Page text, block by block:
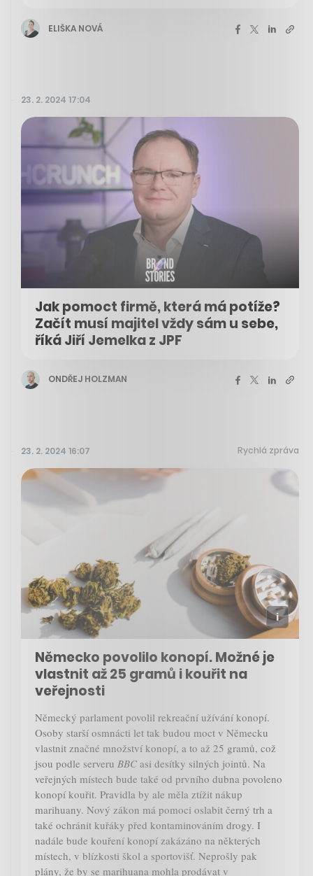
ELIŠKA NOVÁ
23. 2. 2024 17:04
Jak pomoct firmě, která má potíže?
Začít musí majitel vždy sám u sebe,
říká Jiří Jemelka z JPF
ONDŘEJ HOLZMAN
23. 2. 2024 16:07 Rychlá zpráva
Německo povolilo konopí. Možné je
vlastnit až 25 gramů i kouřit na
veřejnosti
Německý parlament povolil rekreační užívání konopí.
Osoby starší osmnácti let tak budou moct v Německu
vlastnit značné množství konopí, a to až 25 gramů, což
jsou podle serveru BBC asi desítky silných jointů. Na
veřejných místech bude také od prvního dubna povoleno
konopí kouřit. Pravidla by ale měla ztížit nákup
marihuany. Nový zákon má pomoci oslabit černý trh a
také ochránit kuřáky před kontaminováním drogy. I
nadále bude kouření konopí zakázáno na některých
místech, v blízkosti škol a sportovišť. Neprošly pak
plány, že by se marihuana mohla prodávat v